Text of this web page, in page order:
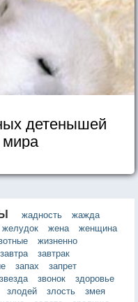
детенышей
мира
жадность
жажда
желудок жена
женщина
жизненно
завтра
завтрак
запах
запрет
звезда звонок
здоровье
злодей злость
змея